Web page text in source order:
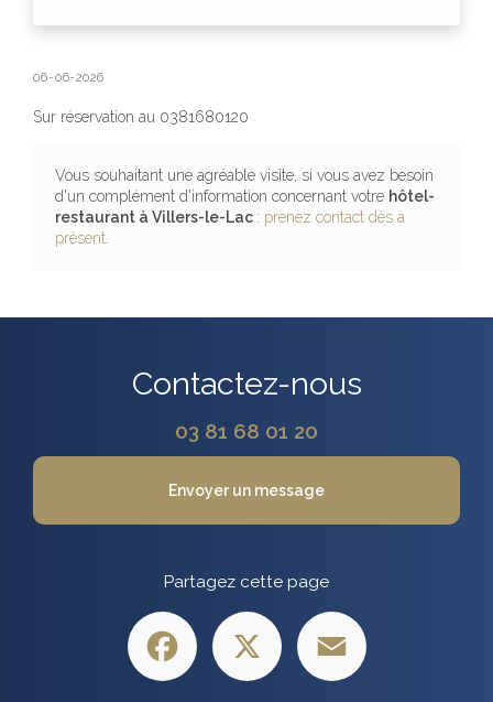
06-06-2026
Sur réservation au 0381680120
Vous souhaitant une agréable visite, si vous avez besoin
d'un complément d'information concernant votre hôtel-
restaurant à Villers-le-Lac : prenez contact dès à
présent.
Contactez-nous
03 81 68 01 20
Envoyer un message
Partagez cette page
Facebook